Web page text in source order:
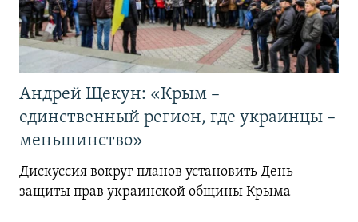
Андрей Щекун: «Крым –
единственный регион, где украинцы –
меньшинство»
Дискуссия вокруг планов установить День
защиты прав украинской общины Крыма